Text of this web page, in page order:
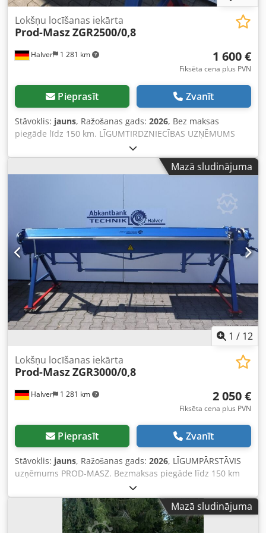
Halver 1 281 km
Lokšņu locīšanas iekārta
Prod-MaszZGR2500/0,8
1 600 €
Fiksēta cena plus PVN
Pieprasīt Zvanīt
Stāvoklis: jauns, Ražošanas gads: 2026, Bez maksas
piegāde līdz 150 km. LĪGUMTIRDZNIECĪBAS UZŅĒMUMS
PROD-MASZ. ABKANTBANK Technologien Halver, Jūsu
kompetentais partneris apvites locīšanas iekārtu jomā.
Prod-Masz locīšanas prese pieejama uz vietas – iespējams
nodrošināta profesionāla apmācība. Locīšanas prese
ZGR2500/0,8 – Darba platums: 2640 mm – Loksnes biezums
līdz 0,8 mm – Locīšanas sija: 23 mm – Locīšanas leņķis līdz
145° – Gāzes atsperes – Grādu skala – Fiksators iepriekš
iestatītiem locīšanas leņķiem – Priekšējais dziļuma fiksators
– Plauktiņš loksnēm – Svars ap 350 kg Citi izmēri (1000,
1400, 2140, 2640, 3140, 3640, 4140 mm) pēc pieprasījuma.
Djdpfx Abezdcl Aovjkr Piederumi – ruļļveida šķēres (līdz 0,8
mm): 350 EUR Visām cenām jāpievieno 19% PVN. CE
sertifikāts Pašizvešana Piegāde Vācijā – 240 EUR.
Mazā sludinājuma
1 / 12
Halver 1 281 km
Lokšņu locīšanas iekārta
Prod-MaszZGR3000/0,8
2 050 €
Fiksēta cena plus PVN
Pieprasīt Zvanīt
Stāvoklis: jauns, Ražošanas gads: 2026, LĪGUMPĀRSTĀVIS
uzņēmums PROD-MASZ. Bezmaksas piegāde līdz 150 km
attālumā. ABKANTBANK-Technik Halver – JŪSU
kompetentais partneris liekšanas presu jautājumos.
Abkantbank ZGR3000/0,8 no uzņēmuma Prod-Masz –
iespējams apskatīt uz vietas, izmēģināt un uzreiz
Mazā sludinājuma